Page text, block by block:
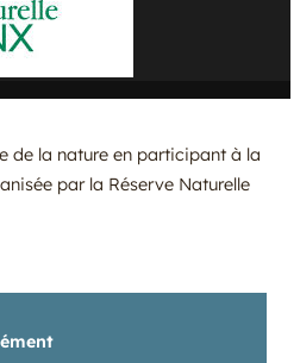
de la nature en participant à la
par la Réserve Naturelle